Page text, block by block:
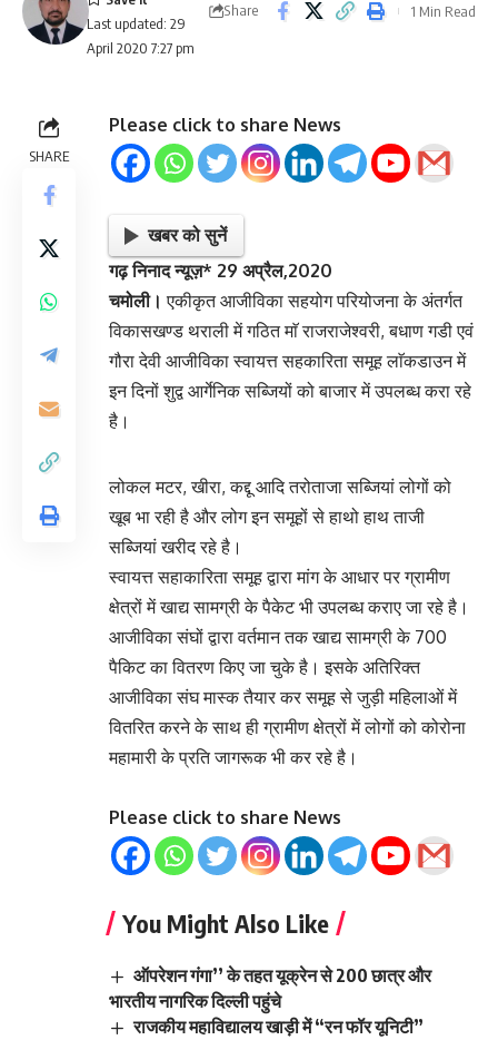
Last updated: 29
April 2020 7:27 pm
Share 1 Min Read
SHARE
Please click to share News
खबर को सुनें
गढ़ निनाद न्यूज़* 29 अप्रैल,2020
चमोली।एकीकृत आजीविका सहयोग परियोजना के अंतर्गत
विकासखण्ड थराली में गठित माॅ राजराजेश्वरी, बधाण गडी एवं
गौरा देवी आजीविका स्वायत्त सहकारिता समूह लाॅकडाउन में
इन दिनों शुद्व आर्गेनिक सब्जियों को बाजार में उपलब्ध करा रहे
है।
लोकल मटर, खीरा, कद्दू आदि तरोताजा सब्जियां लोगों को
खूब भा रही है और लोग इन समूहों से हाथो हाथ ताजी
सब्जियां खरीद रहे है।
स्वायत्त सहाकारिता समूह द्वारा मांग के आधार पर ग्रामीण
क्षेत्रों में खाद्य सामग्री के पैकेट भी उपलब्ध कराए जा रहे है।
आजीविका संघों द्वारा वर्तमान तक खाद्य सामग्री के 700
पैकिट का वितरण किए जा चुके है। इसके अतिरिक्त
आजीविका संघ मास्क तैयार कर समूह से जुड़ी महिलाओं में
वितरित करने के साथ ही ग्रामीण क्षेत्रों में लोगों को कोरोना
महामारी के प्रति जागरूक भी कर रहे है।
Please click to share News
You Might Also Like
ऑपरेशन गंगा’’ के तहत यूक्रेन से 200 छात्र और
भारतीय नागरिक दिल्ली पहुंचे
राजकीय महाविद्यालय खाड़ी में “रन फॉर यूनिटी”